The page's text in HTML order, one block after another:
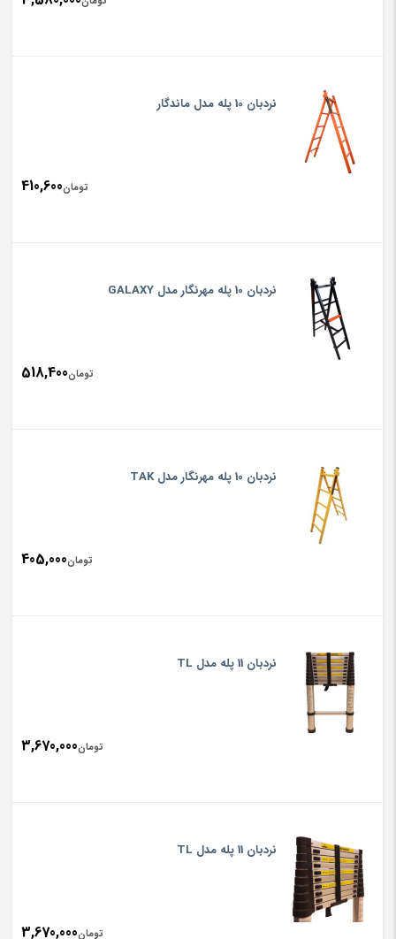
نردبان 10 پله مدل ماندگار
تومان410,600
نردبان 10 پله مهرنگار مدل GALAXY
تومان518,400
نردبان 10 پله مهرنگار مدل TAK
تومان405,000
نردبان 11 پله مدل TL
تومان3,670,000
نردبان 11 پله مدل TL
تومان3,670,000